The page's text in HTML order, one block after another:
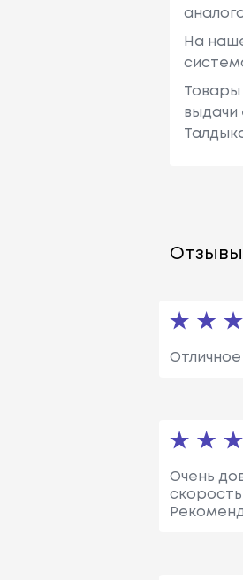
На
Товары
выдачи
Отзывы
Очень